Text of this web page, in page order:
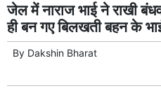
जेल में नाराज भाई ने राखी
ही बन गए बिलखती बहन के
By Dakshin Bharat